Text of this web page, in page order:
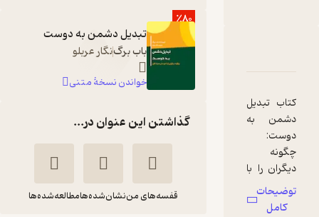
دربارۀ تبدیل دشمن به دوست
نقدها و امتیازها
کتاب تبدیل
دشمن به
دوست:
چگونه
دیگران را با
خودمان
همراه کنیم
توضیحات
کامل
٪80
تبدیل دشمن به دوست
باب برگنگار عربلو
خواندن نسخۀ متنی
گذاشتن این عنوان در...
قفسه‌های مننشان‌شده‌هامطالعه‌شده‌ها